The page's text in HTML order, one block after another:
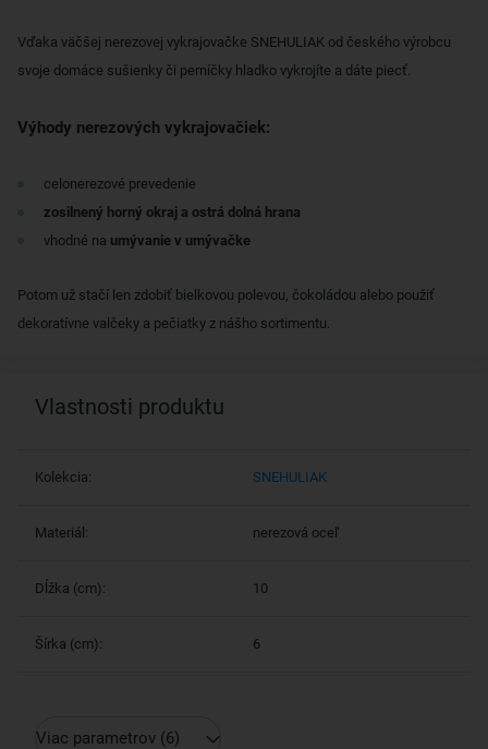
Vďaka väčšej nerezovej vykrajovačke SNEHULIAK od českého výrobcu
svoje domáce sušienky či perníčky hladko vykrojíte a dáte piecť.
Výhody nerezových vykrajovačiek:
celonerezové prevedenie
zosilnený horný okraj a ostrá dolná hrana
vhodné na umývanie v umývačke
Potom už stačí len zdobiť bielkovou polevou, čokoládou alebo použiť
dekoratívne valčeky a pečiatky z nášho sortimentu.
Vlastnosti produktu
Kolekcia: SNEHULIAK
Materiál: nerezová oceľ
Dĺžka (cm): 10
Šírka (cm): 6
Viac parametrov (6)